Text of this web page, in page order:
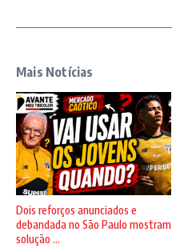
Mais Notícias
Dois reforços anunciados e
debandada no São Paulo mostram
solução ...